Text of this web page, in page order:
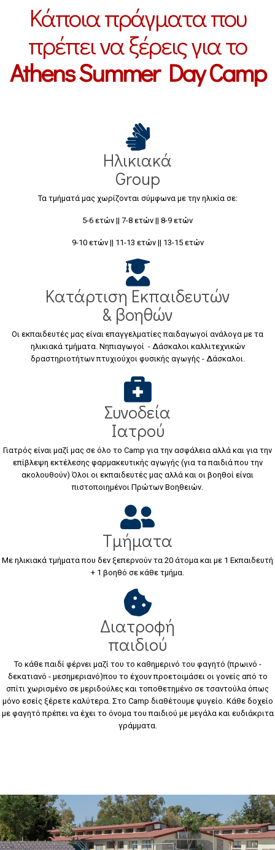
Κάποια πράγματα που
πρέπει να ξέρεις για το
Athens Summer Day Camp
Ηλικιακά
Group
Τα τμήματά μας χωρίζονται σύμφωνα με την ηλικία σε:
5-6 ετών || 7-8 ετών || 8-9 ετών
9-10 ετών || 11-13 ετών || 13-15 ετών
Κατάρτιση Εκπαιδευτών
& βοηθών
Οι εκπαιδευτές μας είναι επαγγελματίες παιδαγωγοί ανάλογα με τα
ηλικιακά τμήματα. Νηπιαγωγοί - Δάσκαλοι καλλιτεχνικών
δραστηριοτήτων πτυχιούχοι φυσικής αγωγής - Δάσκαλοι.
Συνοδεία
Ιατρού
Γιατρός είναι μαζί μας σε όλο το Camp για την ασφάλεια αλλά και για την
επίβλεψη εκτέλεσης φαρμακευτικής αγωγής (για τα παιδιά που την
ακολουθούν) Όλοι οι εκπαιδευτές μας αλλά και οι βοηθοί είναι
πιστοποιημένοι Πρώτων Βοηθειών.
Τμήματα
Με ηλικιακά τμήματα που δεν ξεπερνούν τα 20 άτομα και με 1 Εκπαιδευτή
+ 1 βοηθό σε κάθε τμήμα.
Διατροφή
παιδιού
Το κάθε παιδί φέρνει μαζί του το καθημερινό του φαγητό (πρωινό -
δεκατιανό - μεσημεριανό)που το έχουν προετοιμάσει οι γονείς από το
σπίτι χωρισμένο σε μεριδούλες και τοποθετημένο σε τσαντούλα όπως
μόνο εσείς ξέρετε καλύτερα. Στο Camp διαθέτουμε ψυγείο. Κάθε δοχείο
με φαγητό πρέπει να έχει το όνομα του παιδιού με μεγάλα και ευδιάκριτα
γράμματα.